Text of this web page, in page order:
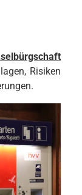
Risiken